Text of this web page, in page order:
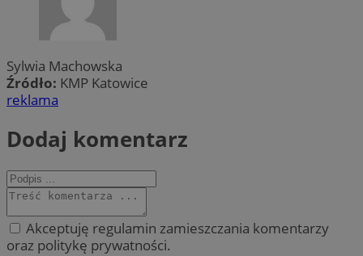
Sylwia Machowska
Źródło: KMP Katowice
reklama
Dodaj komentarz
Akceptuję regulamin zamieszczania komentarzy
oraz politykę prywatności.